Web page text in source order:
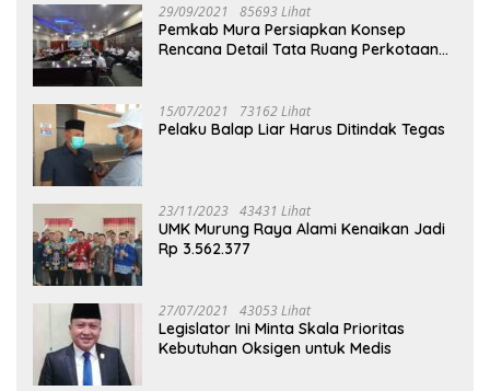
29/09/2021 85693 Lihat
Pemkab Mura Persiapkan Konsep
Rencana Detail Tata Ruang Perkotaan
15/07/2021 73162 Lihat
Pelaku Balap Liar Harus Ditindak Tegas
23/11/2023 43431 Lihat
UMK Murung Raya Alami Kenaikan Jadi
Rp 3.562.377
27/07/2021 43053 Lihat
Legislator Ini Minta Skala Prioritas
Kebutuhan Oksigen untuk Medis